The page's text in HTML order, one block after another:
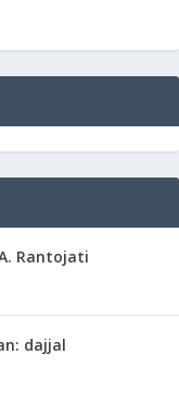
Rantojati
dajjal